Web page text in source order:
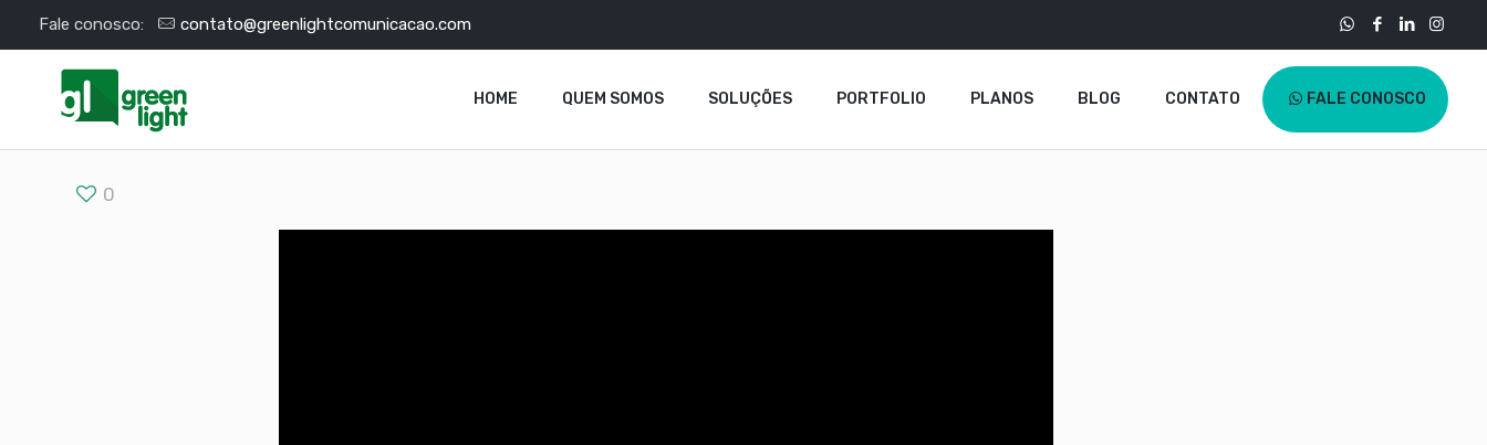
Fale conosco: contato@greenlightcomunicacao.com
HOME QUEM SOMOS SOLUÇÕES PORTFOLIO PLANOS BLOG CONTATO FALE CONOSCO
0